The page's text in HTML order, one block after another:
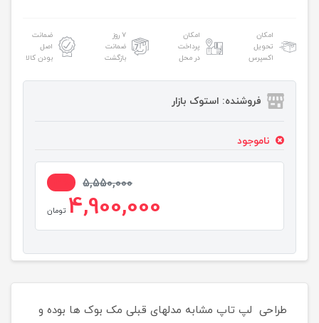
امکان
تحویل
اکسپرس
امکان
پرداخت
در محل
۷ روز
ضمانت
بازگشت
ضمانت
اصل
بودن کالا
فروشنده: استوک بازار
ناموجود
5,550,000
4,900,000 تومان
طراحی لپ تاپ مشابه مدلهای قبلی مک بوک ها بوده و